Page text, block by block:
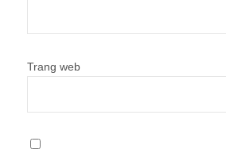
Trang web